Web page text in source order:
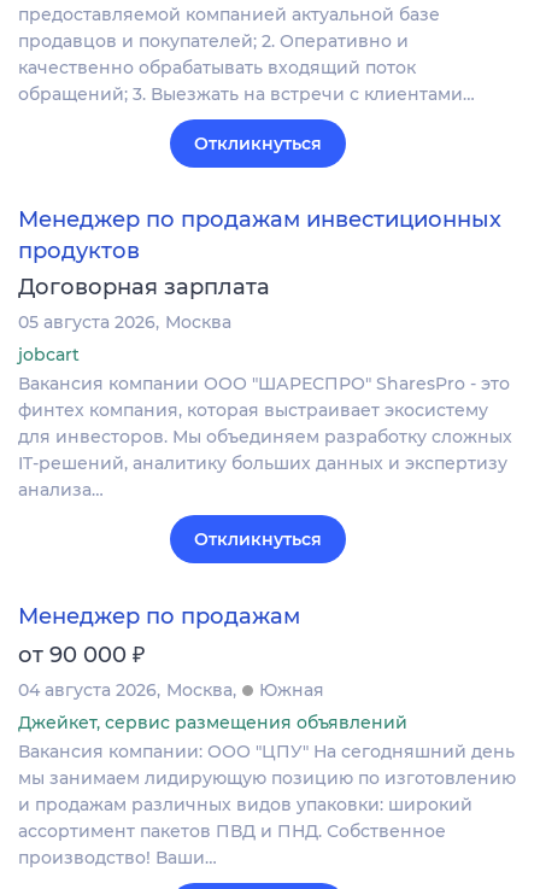
предоставляемой компанией актуальной базе
продавцов и покупателей; 2. Оперативно и
качественно обрабатывать входящий поток
обращений; 3. Выезжать на встречи с клиентами…
Откликнуться
Менеджер по продажам инвестиционных
продуктов
Договорная зарплата
05 августа 2026 Москва
jobcart
Вакансия компании ООО "ШАРЕСПРО" SharesPro - это
финтех компания, которая выстраивает экосистему
для инвесторов. Мы объединяем разработку сложных
IT‑решений, аналитику больших данных и экспертизу
анализа…
Откликнуться
Менеджер по продажам
от 90 000 ₽
04 августа 2026 Москва
Южная
Джейкет, сервис размещения объявлений
Вакансия компании: ООО "ЦПУ" На сегодняшний день
мы занимаем лидирующую позицию по изготовлению
и продажам различных видов упаковки: широкий
ассортимент пакетов ПВД и ПНД. Собственное
производство! Ваши…